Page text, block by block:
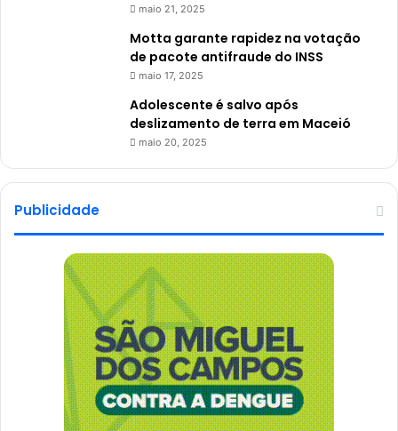
maio 21, 2025
Motta garante rapidez na votação
de pacote antifraude do INSS
maio 17, 2025
Adolescente é salvo após
deslizamento de terra em Maceió
maio 20, 2025
Publicidade